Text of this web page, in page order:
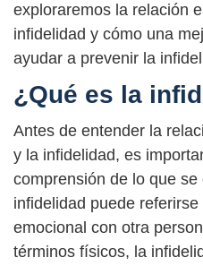
exploraremos la relación
infidelidad y cómo una
ayudar a prevenir la
¿Qué es la
Antes de entender la
y la infidelidad, es
comprensión de lo que
infidelidad puede
emocional con otra
términos físicos, la